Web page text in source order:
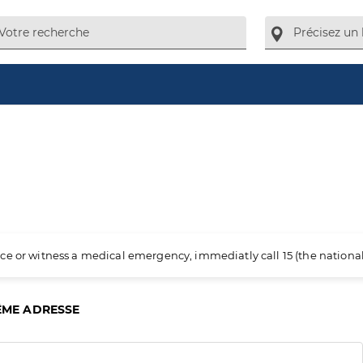
or witness a medical emergency, immediatly call 15 (the
ADRESSE